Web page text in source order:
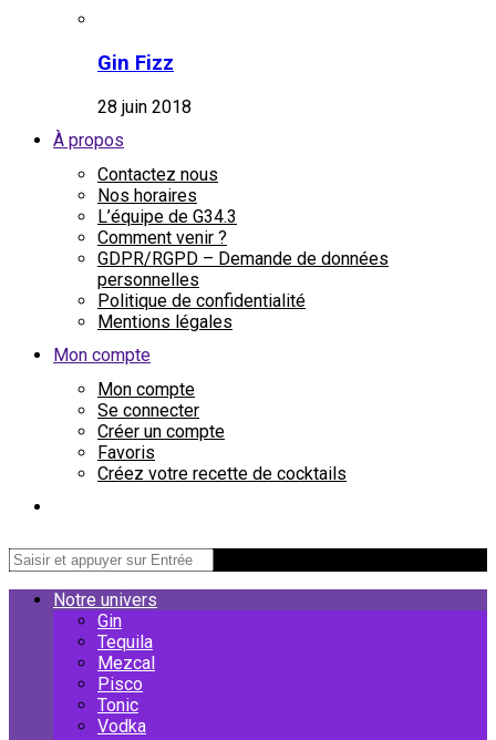
Gin Fizz
28 juin 2018
À propos
Contactez nous
Nos horaires
L’équipe de G34.3
Comment venir ?
GDPR/RGPD – Demande de données
personnelles
Politique de confidentialité
Mentions légales
Mon compte
Mon compte
Se connecter
Créer un compte
Favoris
Créez votre recette de cocktails
Notre univers
Gin
Tequila
Mezcal
Pisco
Tonic
Vodka